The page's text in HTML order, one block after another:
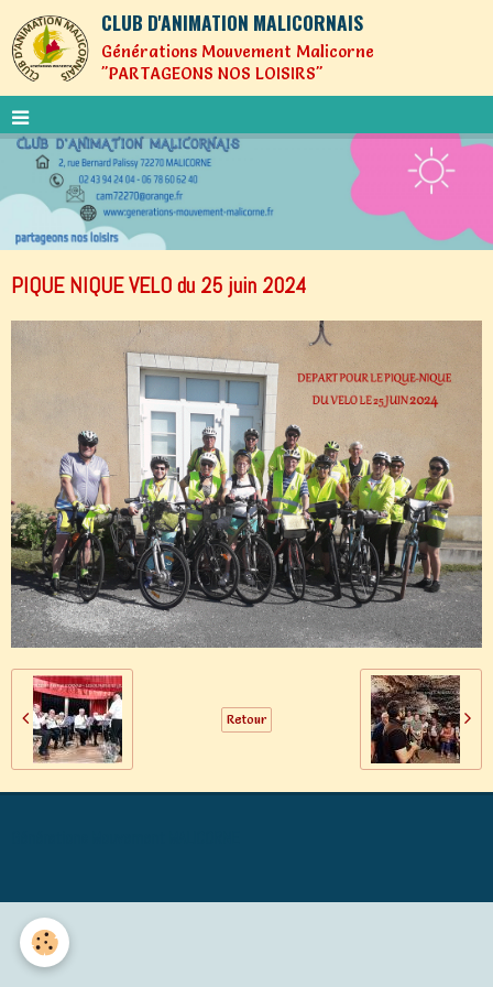
CLUB D'ANIMATION MALICORNAIS
Générations Mouvement Malicorne
"PARTAGEONS NOS LOISIRS"
PIQUE NIQUE VELO du 25 juin 2024
Retour